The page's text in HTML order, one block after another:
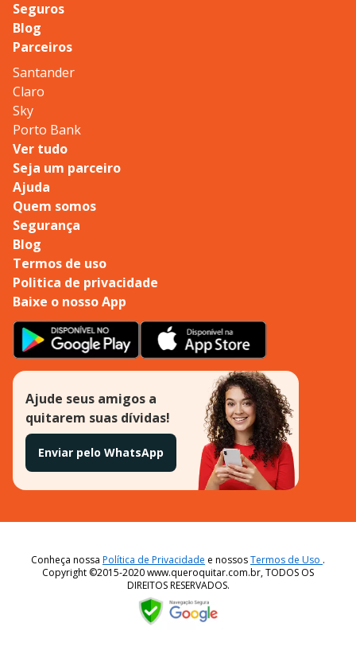
Seguros
Blog
Parceiros
Santander
Claro
Sky
Porto Bank
Ver tudo
Seja um parceiro
Ajuda
Quem somos
Segurança
Blog
Termos de uso
Politica de privacidade
Baixe o nosso App
Ajude seus amigos a
quitarem suas dívidas!
Enviar pelo WhatsApp
Conheça nossa Política de Privacidade e nossosTermos de Uso .
Copyright ©2015-2020 www.queroquitar.com.br, TODOS OS
DIREITOS RESERVADOS.